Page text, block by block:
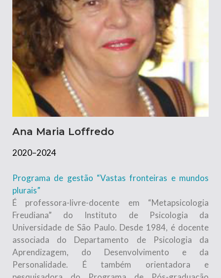
Ana Maria Loffredo
2020–2024
Programa de gestão “Vastas fronteiras e mundos
plurais”
É professora-livre-docente em “Metapsicologia
Freudiana” do Instituto de Psicologia da
Universidade de São Paulo. Desde 1984, é docente
associada do Departamento de Psicologia da
Aprendizagem, do Desenvolvimento e da
Personalidade. É também orientadora e